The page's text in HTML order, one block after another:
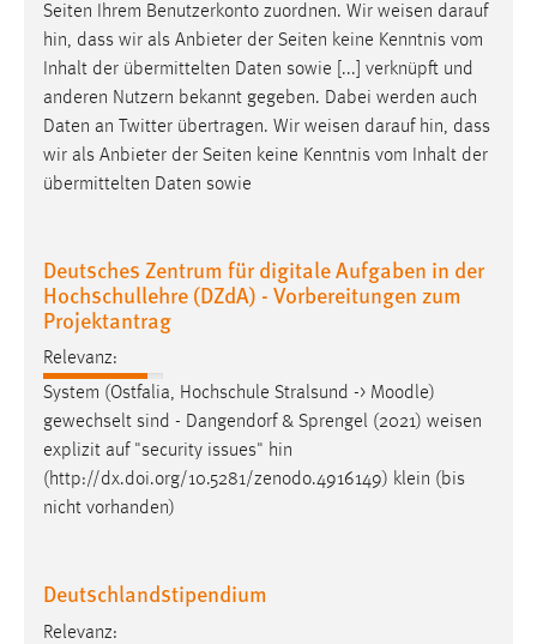
Seiten Ihrem Benutzerkonto zuordnen. Wir weisen darauf
hin, dass wir als Anbieter der Seiten keine Kenntnis vom
Inhalt der übermittelten Daten sowie [...] verknüpft und
anderen Nutzern bekannt gegeben. Dabei werden auch
Daten an Twitter übertragen. Wir weisen darauf hin, dass
wir als Anbieter der Seiten keine Kenntnis vom Inhalt der
übermittelten Daten sowie
Deutsches Zentrum für digitale Aufgaben in der
Hochschullehre (DZdA) - Vorbereitungen zum
Projektantrag
Relevanz:
System (Ostfalia, Hochschule Stralsund -> Moodle)
gewechselt sind - Dangendorf & Sprengel (2021) weisen
explizit auf "security issues" hin
(http://dx.doi.org/10.5281/zenodo.4916149) klein (bis
nicht vorhanden)
Deutschlandstipendium
Relevanz: